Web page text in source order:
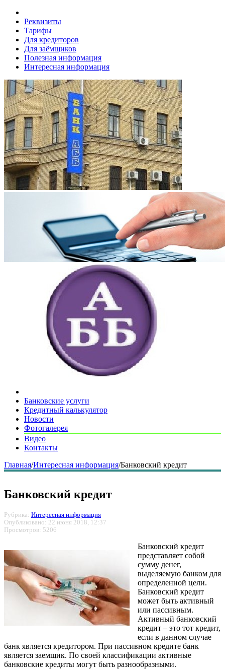
Реквизиты
Тарифы
Для кредиторов
Для заёмщиков
Полезная информация
Интересная информация
Банковские услуги
Кредитный калькулятор
Новости
Фотогалерея
Видео
Контакты
Главная/Интересная информация/Банковский кредит
Банковский кредит
Рубрика: Интересная информация
Опубликовано: 22 июня 2018, 12:37
Просмотров: 5206
Банковский кредит
представляет собой
сумму денег,
выделяемую банком для
определенной цели.
Банковский кредит
может быть активный
или пассивным.
Активный банковский
кредит – это тот кредит,
если в данном случае
банк является кредитором. При пассивном кредите банк
является заемщик. По своей классификации активные
банковские кредиты могут быть разнообразными.